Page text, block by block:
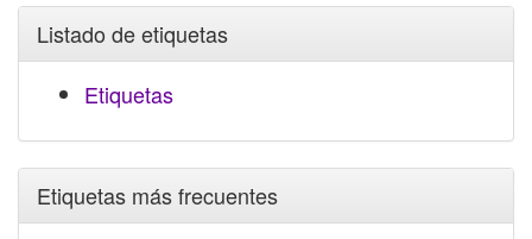
Listado de etiquetas
Etiquetas
Etiquetas más frecuentes